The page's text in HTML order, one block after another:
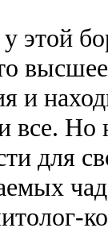
этой
и
Но
для